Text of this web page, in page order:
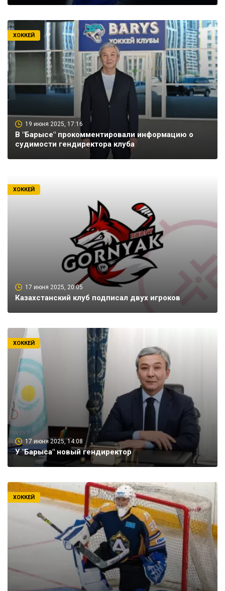
19 июня 2025, 17:16
В "Барысе" прокомментировали информацию о
судимости гендиректора клуба
ХОККЕЙ
17 июня 2025, 20:05
Казахстанский клуб подписал двух игроков
ХОККЕЙ
17 июня 2025, 14:08
У "Барыса" новый гендиректор
ХОККЕЙ
ХОККЕЙ